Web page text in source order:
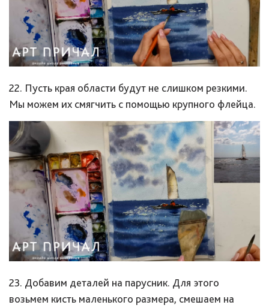
22. Пусть края области будут не слишком резкими.
Мы можем их смягчить с помощью крупного флейца.
23. Добавим деталей на парусник. Для этого
возьмем кисть маленького размера, смешаем на